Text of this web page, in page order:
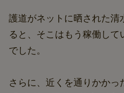
護道がネットに晒された清
ると、そこはもう稼働して
でした。
さらに、近くを通りかかっ